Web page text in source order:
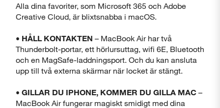
Alla dina favoriter, som Microsoft 365 och Adobe
Creative Cloud, är blixtsnabba i macOS.
• HÅLL KONTAKTEN – MacBook Air har två
Thunderbolt-portar, ett hörlursuttag, wifi 6E, Bluetooth
och en MagSafe-laddningsport. Och du kan ansluta
upp till två externa skärmar när locket är stängt.
• GILLAR DU IPHONE, KOMMER DU GILLA MAC –
MacBook Air fungerar magiskt smidigt med dina